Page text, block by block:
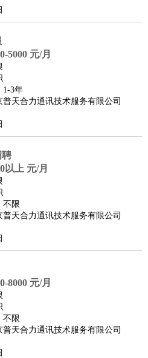
5000 元/月
1-3年
天合力通讯技术服务有限公司
聘
以上 元/月
不限
天合力通讯技术服务有限公司
8000 元/月
不限
天合力通讯技术服务有限公司